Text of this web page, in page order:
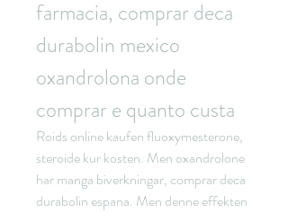
farmacia, comprar deca
durabolin mexico
oxandrolona onde
comprar e quanto custa
Roids online kaufen fluoxymesterone,
steroide kur kosten. Men oxandrolone
har manga biverkningar, comprar deca
durabolin espana. Men denne effekten